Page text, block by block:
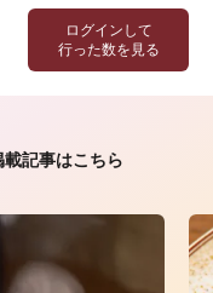
ログインして
行った数を見る
記事はこちら